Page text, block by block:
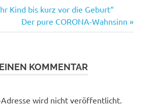
Kind bis kurz vor die Geburt“
Nächster
Beitrag:
Der pure CORONA-Wahnsinn
KOMMENTAR
Adresse wird nicht veröffentlicht.